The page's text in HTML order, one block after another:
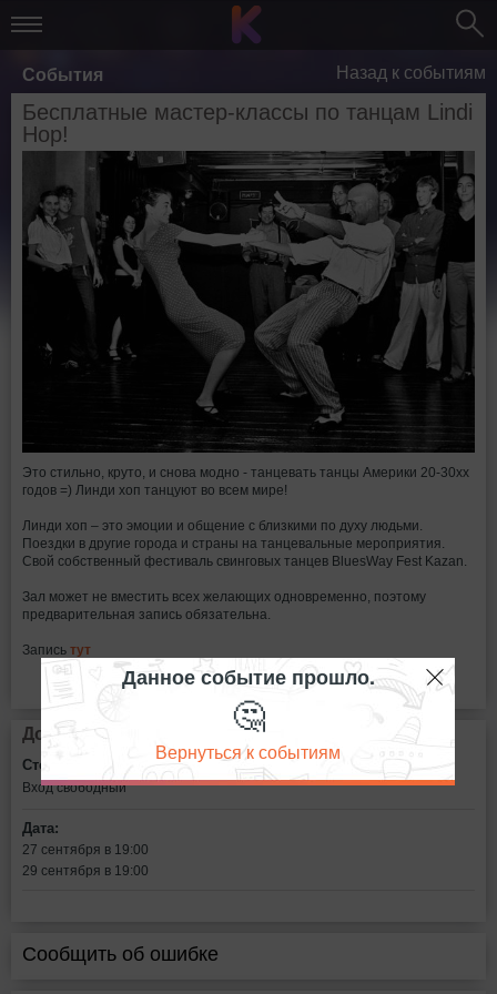
События Назад к событиям
Бесплатные мастер-классы по танцам Lindi
Hop!
Это стильно, круто, и снова модно - танцевать танцы Америки 20-30хх
годов =) Линди хоп танцуют во всем мире!
Линди хоп – это эмоции и общение с близкими по духу людьми.
Поездки в другие города и страны на танцевальные мероприятия.
Свой собственный фестиваль свинговых танцев BluesWay Fest Kazan.
Зал может не вместить всех желающих одновременно, поэтому
предварительная запись обязательна.
Запись тут
Дополнительная информация
Стоимость билетов:
Вход свободный
Дата:
27 сентября в 19:00
29 сентября в 19:00
Сообщить об ошибке
Данное событие прошло.
🤔
Вернуться к событиям